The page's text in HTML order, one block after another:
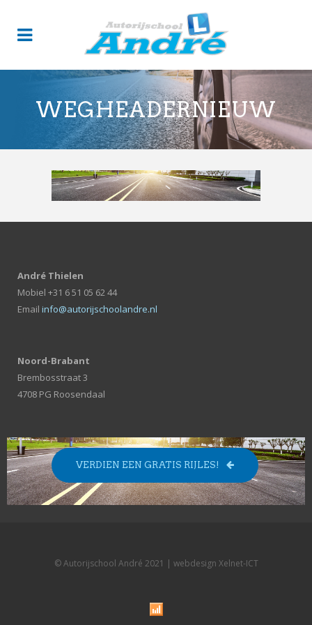
WEGHEADERNIEUW
André Thielen
Mobiel +31 6 51 05 62 44
Email info@autorijschoolandre.nl
Noord-Brabant
Brembosstraat 3
4708 PG Roosendaal
VERDIEN EEN GRATIS RIJLES!
© Autorijschool André 2021 | webdesign Xelnet-ICT